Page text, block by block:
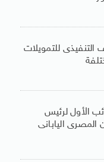
التنفيذى للتمويلات
الأول لرئيس
المصرى اليابانى